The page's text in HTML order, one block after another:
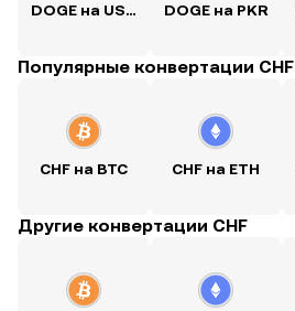
DOGE на USD DOGE на PKR
Популярные конвертации CHF
CHF на BTC CHF на ETH
Другие конвертации CHF